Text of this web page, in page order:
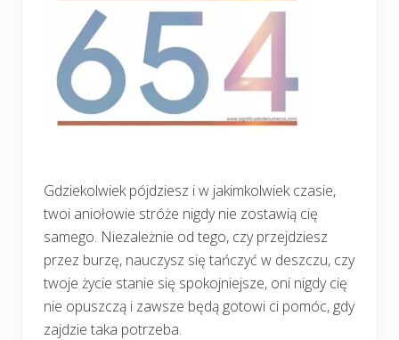
Gdziekolwiek pójdziesz i w jakimkolwiek czasie,
twoi aniołowie stróże nigdy nie zostawią cię
samego. Niezależnie od tego, czy przejdziesz
przez burzę, nauczysz się tańczyć w deszczu, czy
twoje życie stanie się spokojniejsze, oni nigdy cię
nie opuszczą i zawsze będą gotowi ci pomóc, gdy
zajdzie taka potrzeba.